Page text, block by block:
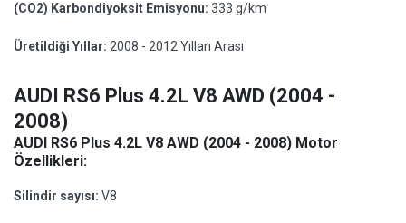
(CO2) Karbondiyoksit Emisyonu: 333 g/km
Üretildiği Yıllar: 2008 - 2012 Yılları Arası
AUDI RS6 Plus 4.2L V8 AWD (2004 -
2008)
AUDI RS6 Plus 4.2L V8 AWD (2004 - 2008) Motor
Özellikleri:
Silindir sayısı: V8